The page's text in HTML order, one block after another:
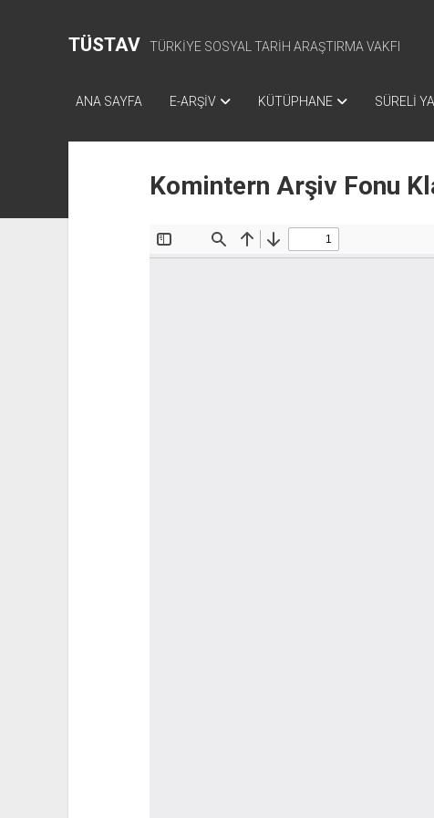
TÜSTAV TÜRKİYE SOSYAL TARİH ARAŞTIRMA VAKFI
ANA SAYFA E-ARŞİV KÜTÜPHANE SÜRELİ
Komintern Arşiv Fonu